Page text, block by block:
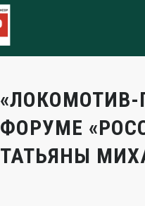
ФОРУМЕ
ТАТЬЯНЫ